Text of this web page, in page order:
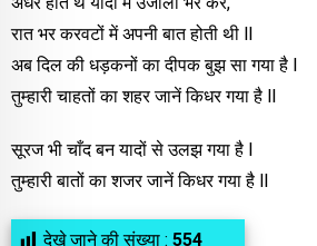
रात भर करवटों में अपनी बात होती थी ll
अब दिल की धड़कनों का दीपक बुझ सा गया है l
तुम्हारी चाहतों का शहर जानें किधर गया है ll
सूरज भी चाँद बन यादों से उलझ गया है l
तुम्हारी बातों का शजर जानें किधर गया है ll
देखे जाने की संख्या : 554